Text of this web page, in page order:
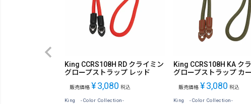
King CCRS108H RD クライミン
グロープストラップ レッド
販売価格 ¥3,080 税込
King -Color Collection-
King CCRS108H KA ク
グロープストラップ カ
販売価格 ¥3,080 税込
King -Color Collection-